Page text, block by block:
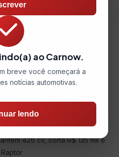
Buscar
aparece no Brasil 4 cm maior
426 cv, corta R$ 135 mil e
ao Carnow.
breve você começará a
notícias automotivas.
lendo